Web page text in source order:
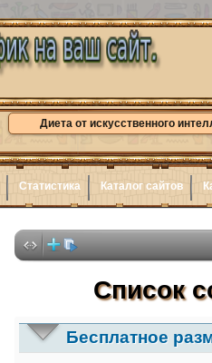
Диета от искусственного
Статистика Каталог сайтов
Список
Бесплатное